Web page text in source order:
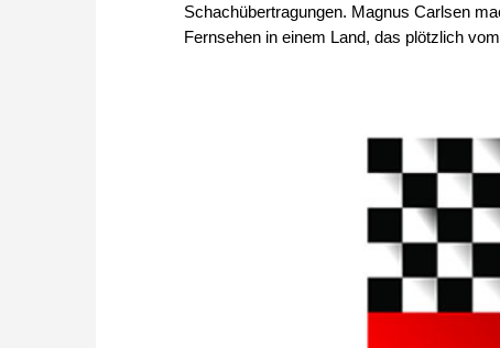
Schachübertragungen. Magnus Carlsen
Fernsehen in einem Land, das plötzlich